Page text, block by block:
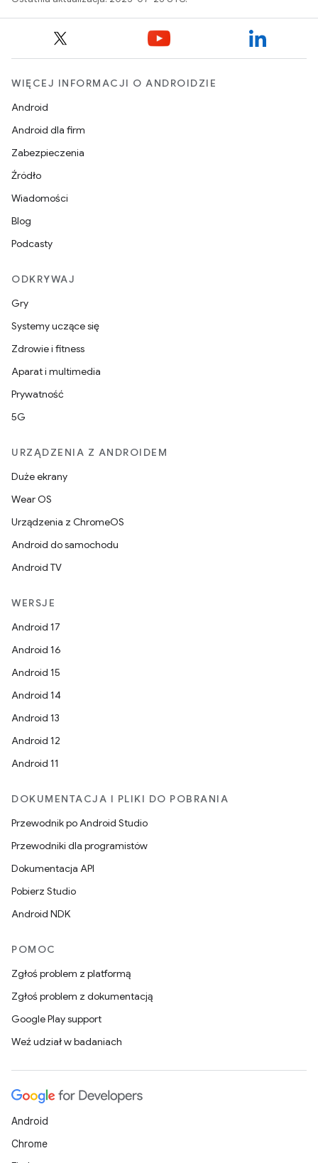
WIĘCEJ INFORMACJI O ANDROIDZIE
Android
Android dla firm
Zabezpieczenia
Źródło
Wiadomości
Blog
Podcasty
ODKRYWAJ
Gry
Systemy uczące się
Zdrowie i fitness
Aparat i multimedia
Prywatność
5G
URZĄDZENIA Z ANDROIDEM
Duże ekrany
Wear OS
Urządzenia z ChromeOS
Android do samochodu
Android TV
WERSJE
Android 17
Android 16
Android 15
Android 14
Android 13
Android 12
Android 11
DOKUMENTACJA I PLIKI DO POBRANIA
Przewodnik po Android Studio
Przewodniki dla programistów
Dokumentacja API
Pobierz Studio
Android NDK
POMOC
Zgłoś problem z platformą
Zgłoś problem z dokumentacją
Google Play support
Weź udział w badaniach
Android
Chrome